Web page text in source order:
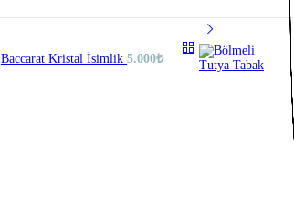
Baccarat Kristal İsimlik 5.000₺